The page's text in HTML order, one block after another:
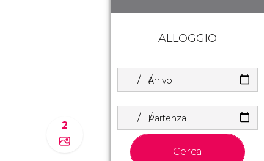
2
ALLOGGIO
Arrivo
Partenza
Cerca